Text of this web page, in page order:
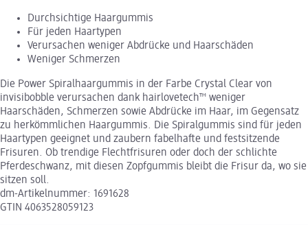
Durchsichtige Haargummis
Für jeden Haartypen
Verursachen weniger Abdrücke und Haarschäden
Weniger Schmerzen
Die Power Spiralhaargummis in der Farbe Crystal Clear von
invisibobble verursachen dank hairlovetech™ weniger
Haarschäden, Schmerzen sowie Abdrücke im Haar, im Gegensatz
zu herkömmlichen Haargummis. Die Spiralgummis sind für jeden
Haartypen geeignet und zaubern fabelhafte und festsitzende
Frisuren. Ob trendige Flechtfrisuren oder doch der schlichte
Pferdeschwanz, mit diesen Zopfgummis bleibt die Frisur da, wo sie
sitzen soll.
dm-Artikelnummer: 1691628
GTIN 4063528059123